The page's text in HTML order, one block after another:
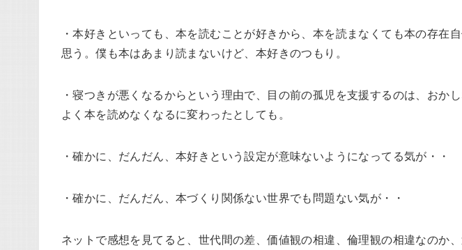
・本好きといっても、本を読むことが好きから、本を読まなくても本の存在
思う。僕も本はあまり読まないけど、本好きのつもり。
・寝つきが悪くなるからという理由で、目の前の孤児を支援するのは、おか
よく本を読めなくなるに変わったとしても。
・確かに、だんだん、本好きという設定が意味ないようになってる気が・・
・確かに、だんだん、本づくり関係ない世界でも問題ない気が・・
ネットで感想を見てると、世代間の差、価値観の相違、倫理観の相違なのか